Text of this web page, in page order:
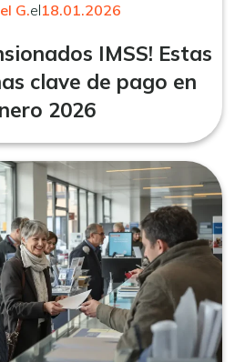
G.el18.01.2026
IMSS! Estas
clave de pago en
2026